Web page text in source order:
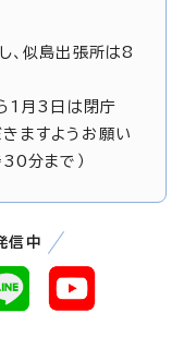
、似島出張所は8
1月3日は閉庁
ますようお願い
30分まで）
信中